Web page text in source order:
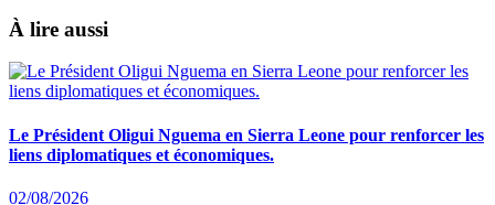
À lire aussi
Le Président Oligui Nguema en Sierra Leone pour renforcer les
liens diplomatiques et économiques.
02/08/2026